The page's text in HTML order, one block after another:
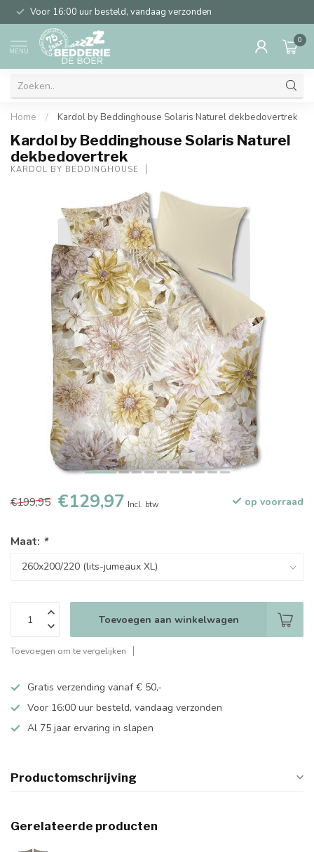
Voor 16:00 uur besteld, vandaag verzonden
MENU
0
Home / Kardol by Beddinghouse Solaris Naturel dekbedovertrek
Kardol by Beddinghouse Solaris Naturel
dekbedovertrek
KARDOL BY BEDDINGHOUSE
€199,95 €129,97 Incl. btw op voorraad
Maat: *
Toevoegen aan winkelwagen
Toevoegen om te vergelijken
Gratis verzending vanaf € 50,-
Voor 16:00 uur besteld, vandaag verzonden
Al 75 jaar ervaring in slapen
Productomschrijving
Gerelateerde producten